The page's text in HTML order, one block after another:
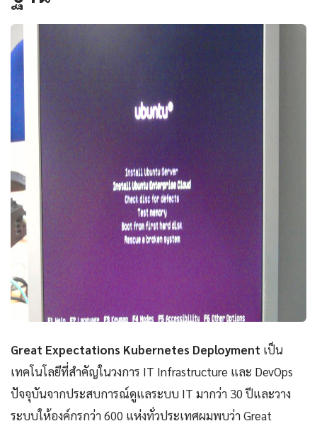
Great Expectations Kubernetes Deployment เป็น
เทคโนโลยีที่สำคัญในวงการ IT Infrastructure และ DevOps
ปัจจุบันจากประสบการณ์ดูแลระบบ IT มากว่า 30 ปีและวาง
ระบบให้องค์กรกว่า 600 แห่งทั่วประเทศผมพบว่า Great